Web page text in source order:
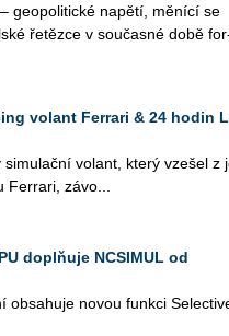
ge­o­po­li­tic­ké na­pě­tí, mě­ní­cí se
ře­těz­ce v sou­čas­né době
volant Ferrari & 24 hodin
vo­lant, který vze­šel z
Ferra­ri, zá­vo­...
doplňuje NCSIMUL od
ob­sa­hu­je novou funk­ci